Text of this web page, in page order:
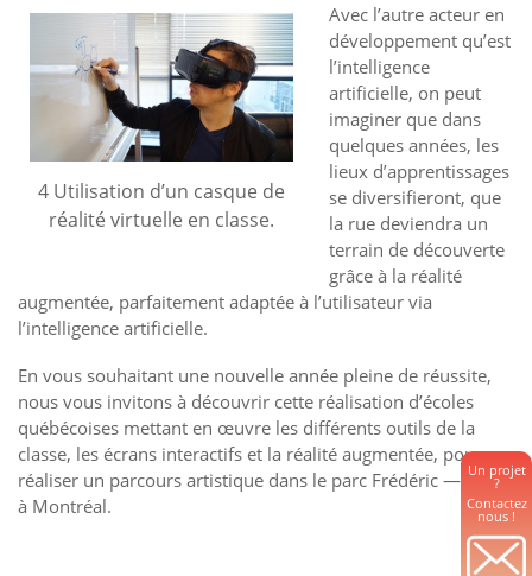
Un projet
?
Contactez
nous !
4 Utilisation d’un casque de
réalité virtuelle en classe.
Avec l’autre acteur en
développement qu’est
l’intelligence
artificielle, on peut
imaginer que dans
quelques années, les
lieux d’apprentissages
se diversifieront, que
la rue deviendra un
terrain de découverte
grâce à la réalité
augmentée, parfaitement adaptée à l’utilisateur via
l’intelligence artificielle.
En vous souhaitant une nouvelle année pleine de réussite,
nous vous invitons à découvrir cette réalisation d’écoles
québécoises mettant en œuvre les différents outils de la
classe, les écrans interactifs et la réalité augmentée, pour
réaliser un parcours artistique dans le parc Frédéric — Back
à Montréal.